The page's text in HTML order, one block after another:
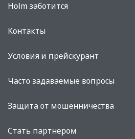
Holm заботится
Контакты
Условия и прейскурант
Часто задаваемые вопросы
Защита от мошенничества
Стать партнером